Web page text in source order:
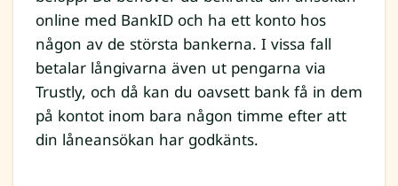
online med BankID och ha ett konto hos
någon av de största bankerna. I vissa fall
betalar långivarna även ut pengarna via
Trustly, och då kan du oavsett bank få in dem
på kontot inom bara någon timme efter att
din låneansökan har godkänts.